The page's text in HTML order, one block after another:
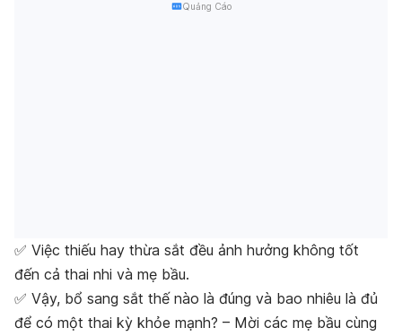
Quảng Cáo
✅ Việc thiếu hay thừa sắt đều ảnh hưởng không tốt
đến cả thai nhi và mẹ bầu.
✅ Vậy, bổ sang sắt thế nào là đúng và bao nhiêu là đủ
để có một thai kỳ khỏe mạnh? – Mời các mẹ bầu cùng